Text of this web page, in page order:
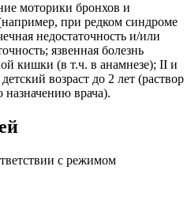
моторики бронхов и
при редком синдроме
недостаточность и/или
язвенная болезнь
кишки (в т.ч. в анамнезе); II и
возраст до 2 лет (раствор
назначению врача).
с режимом